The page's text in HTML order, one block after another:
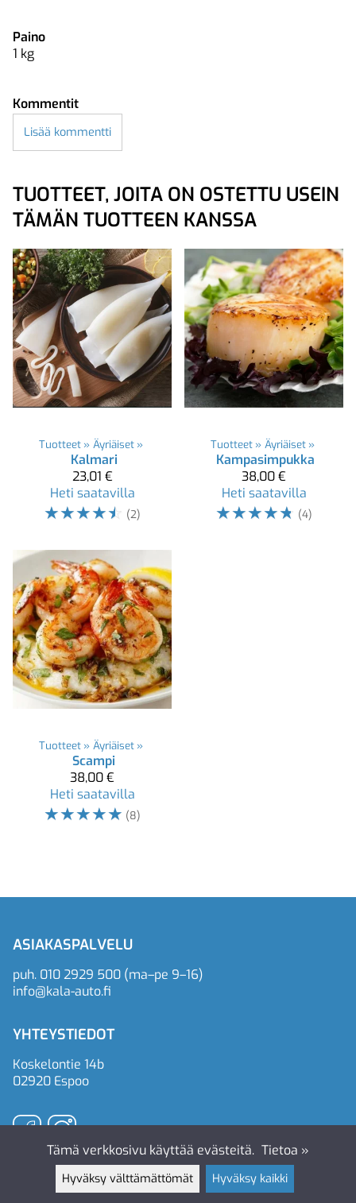
Paino
1 kg
Kommentit
Lisää kommentti
TUOTTEET, JOITA ON OSTETTU USEIN
TÄMÄN TUOTTEEN KANSSA
Tuotteet ‪» Äyriäiset ‪»
Kalmari
23,01 €
Heti saatavilla
☆☆☆☆☆ (2)
Tuotteet ‪» Äyriäiset ‪»
Kampasimpukka
38,00 €
Heti saatavilla
☆☆☆☆☆ (4)
Tuotteet ‪» Äyriäiset ‪»
Scampi
38,00 €
Heti saatavilla
☆☆☆☆☆ (8)
ASIAKASPALVELU
puh. 010 2929 500 (ma–pe 9–16)
info@kala-auto.fi
YHTEYSTIEDOT
Koskelontie 14b
02920 Espoo
Tämä verkkosivu käyttää evästeitä. Tietoa »
Hyväksy välttämättömät Hyväksy kaikki